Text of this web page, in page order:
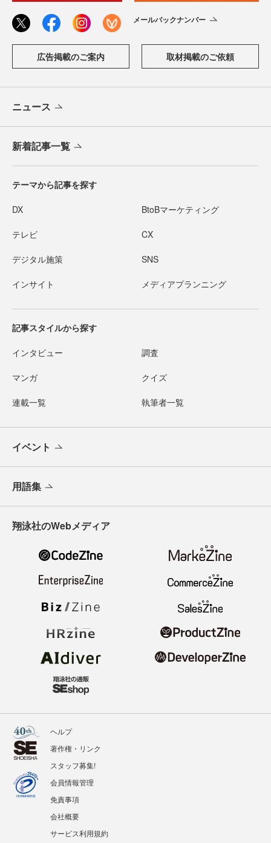
メールバックナンバー
広告掲載のご案内 取材掲載のご依頼
ニュース
新着記事一覧
テーマから記事を探す
DX BtoBマーケティング
テレビ CX
デジタル施策 SNS
インサイト メディアプランニング
記事スタイルから探す
インタビュー 調査
マンガ クイズ
連載一覧 執筆者一覧
イベント
用語集
翔泳社のWebメディア
ヘルプ
著作権・リンク
スタッフ募集!
会員情報管理
免責事項
会社概要
サービス利用規約